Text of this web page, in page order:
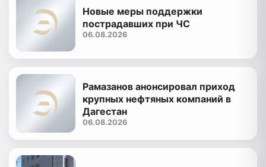
Новые меры поддержки
пострадавших при ЧС
06.08.2026
Рамазанов анонсировал приход
крупных нефтяных компаний в
Дагестан
06.08.2026